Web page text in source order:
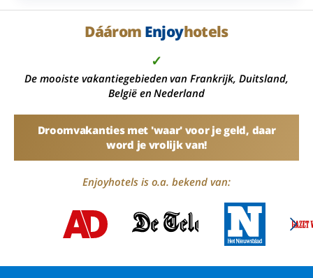
Dáárom Enjoyhotels
✓
De mooiste vakantiegebieden van Frankrijk, Duitsland,
België en Nederland
Droomvakanties met 'waar' voor je geld, daar
word je vrolijk van!
Enjoyhotels is o.a. bekend van: